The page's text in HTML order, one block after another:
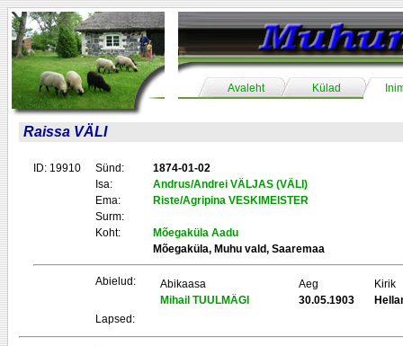
Avaleht Külad
Raissa VÄLI
ID: 19910 Sünd:
1874-01-02
Isa:
Andrus/Andrei VÄLJAS (VÄLI)
Ema:
Riste/Agripina VESKIMEISTER
Surm:
Koht:
Mõegaküla Aadu
Mõegaküla, Muhu vald, Saaremaa
Abielud: Abikaasa Aeg
Kirik
Mihail TUULMÄGI
30.05.1903
Lapsed: